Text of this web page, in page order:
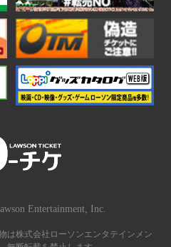
は株式会社ローソンエンタテインメン
Entertainment, Inc.